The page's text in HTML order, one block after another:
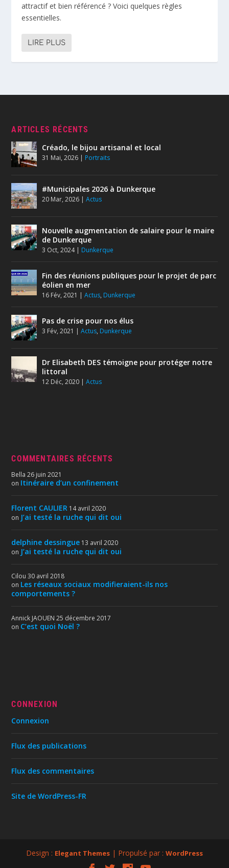
attractif et bien référencé ? Voici quelques règles
essentielles.
LIRE PLUS
ARTICLES RÉCENTS
Créado, le bijou artisanal et local
31 Mai, 2026 | Portraits
#Municipales 2026 à Dunkerque
20 Mar, 2026 |Actus
Nouvelle augmentation de salaire pour le maire
de Dunkerque
3 Oct, 2024| Dunkerque
Fin des réunions publiques pour le projet de parc
éolien en mer
16 Fév, 2021 |Actus, Dunkerque
Pas de crise pour nos élus
3 Fév, 2021 |Actus, Dunkerque
Dr Elisabeth DES témoigne pour protéger notre
littoral
12 Déc, 2020 |Actus
COMMENTAIRES RÉCENTS
Bella 26 juin 2021
on Itinéraire d’un confinement
Florent CAULIER 14 avril 2020
on J’ai testé la ruche qui dit oui
delphine dessingue 13 avril 2020
on J’ai testé la ruche qui dit oui
Cilou 30 avril 2018
on Les réseaux sociaux modifieraient-ils nos
comportements ?
Annick JAOUEN 25 décembre 2017
on C’est quoi Noël ?
CONNEXION
Connexion
Flux des publications
Flux des commentaires
Site de WordPress-FR
Design : Elegant Themes | Propulsé par : WordPress